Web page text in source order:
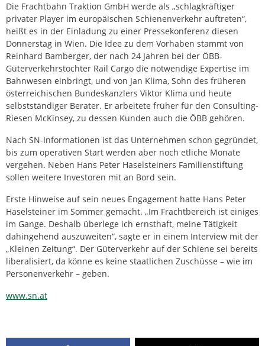
Die Frachtbahn Traktion GmbH werde als „schlagkräftiger
privater Player im europäischen Schienenverkehr auftreten“,
heißt es in der Einladung zu einer Pressekonferenz diesen
Donnerstag in Wien. Die Idee zu dem Vorhaben stammt von
Reinhard Bamberger, der nach 24 Jahren bei der ÖBB-
Güterverkehrstochter Rail Cargo die notwendige Expertise im
Bahnwesen einbringt, und von Jan Klima, Sohn des früheren
österreichischen Bundeskanzlers Viktor Klima und heute
selbstständiger Berater. Er arbeitete früher für den Consulting-
Riesen McKinsey, zu dessen Kunden auch die ÖBB gehören.
Nach SN-Informationen ist das Unternehmen schon gegründet,
bis zum operativen Start werden aber noch etliche Monate
vergehen. Neben Hans Peter Haselsteiners Familienstiftung
sollen weitere Investoren mit an Bord sein.
Erste Hinweise auf sein neues Engagement hatte Hans Peter
Haselsteiner im Sommer gemacht. „Im Frachtbereich ist einiges
im Gange. Deshalb überlege ich ernsthaft, meine Tätigkeit
dahingehend auszuweiten“, sagte er in einem Interview mit der
„Kleinen Zeitung“. Der Güterverkehr auf der Schiene sei bereits
liberalisiert, da könne es keine staatlichen Zuschüsse – wie im
Personenverkehr – geben.
www.sn.at